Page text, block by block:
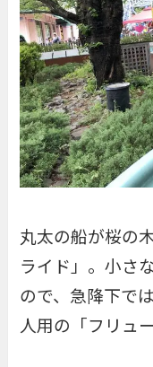
丸太の船が桜の
ライド 」。小さ
ので、急降下で
人用の「フリュ